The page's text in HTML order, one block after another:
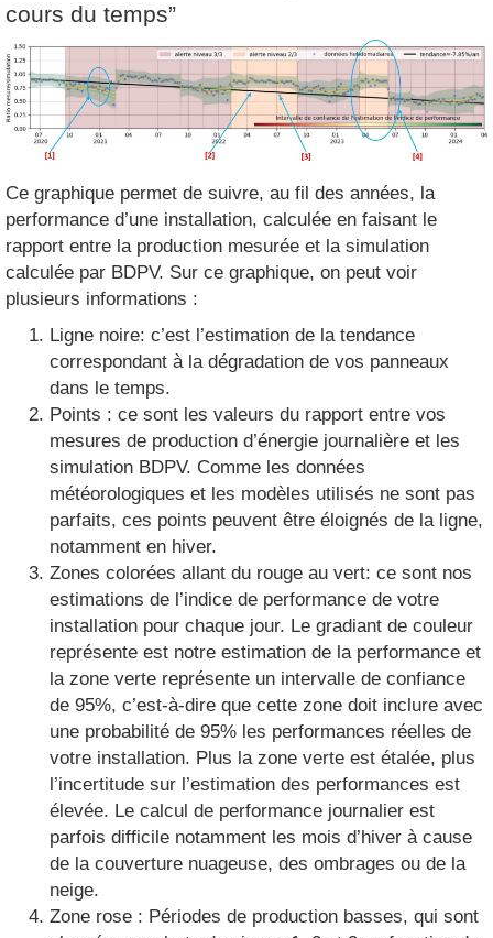
cours du temps”
Ce graphique permet de suivre, au fil des années, la
performance d’une installation, calculée en faisant le
rapport entre la production mesurée et la simulation
calculée par BDPV. Sur ce graphique, on peut voir
plusieurs informations :
Ligne noire: c’est l’estimation de la tendance
correspondant à la dégradation de vos panneaux
dans le temps.
Points : ce sont les valeurs du rapport entre vos
mesures de production d’énergie journalière et les
simulation BDPV. Comme les données
météorologiques et les modèles utilisés ne sont pas
parfaits, ces points peuvent être éloignés de la ligne,
notamment en hiver.
Zones colorées allant du rouge au vert: ce sont nos
estimations de l’indice de performance de votre
installation pour chaque jour. Le gradiant de couleur
représente est notre estimation de la performance et
la zone verte représente un intervalle de confiance
de 95%, c’est-à-dire que cette zone doit inclure avec
une probabilité de 95% les performances réelles de
votre installation. Plus la zone verte est étalée, plus
l’incertitude sur l’estimation des performances est
élevée. Le calcul de performance journalier est
parfois difficile notamment les mois d’hiver à cause
de la couverture nuageuse, des ombrages ou de la
neige.
Zone rose : Périodes de production basses, qui sont